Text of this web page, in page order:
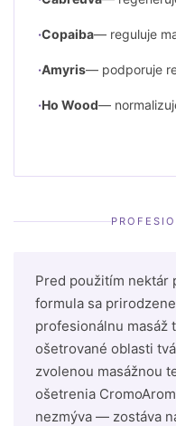
Copaiba— reguluje
Amyris— podporuje
Ho Wood—
Pred použitím
formula sa
profesionálnu masáž
ošetrované oblasti
zvolenou masážnou
ošetrenia
nezmýva — zostáva